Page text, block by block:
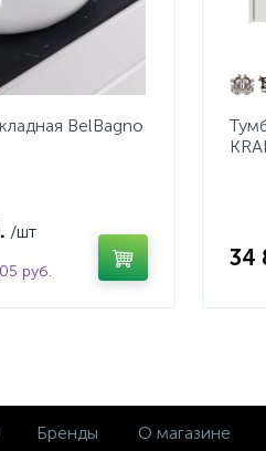
BelBagno
/шт
руб.
34
Бренды О магазине